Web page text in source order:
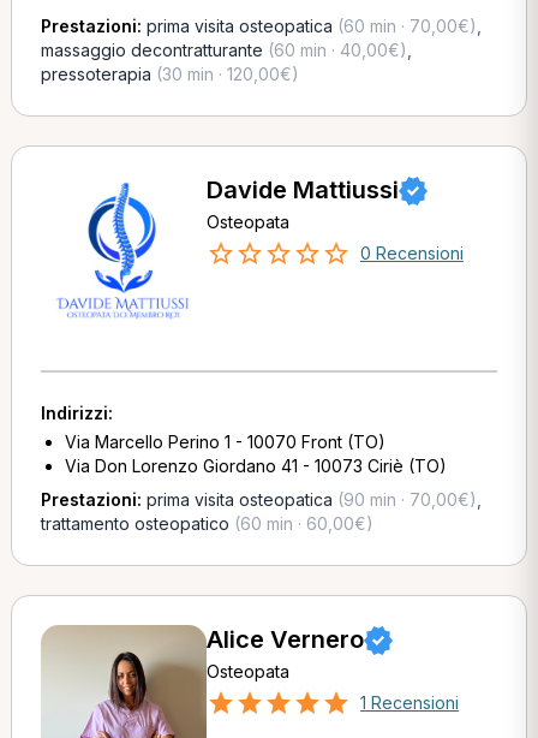
Prestazioni: prima visita osteopatica (60 min · 70,00€)
massaggio decontratturante (60 min · 40,00€)
pressoterapia (30 min · 120,00€)
Davide Mattiussi
Osteopata
0 Recensioni
Indirizzi:
Via Marcello Perino 1 - 10070 Front (TO)
Via Don Lorenzo Giordano 41 - 10073 Ciriè (TO)
Prestazioni: prima visita osteopatica (90 min · 70,00€)
trattamento osteopatico (60 min · 60,00€)
Alice Vernero
Osteopata
1 Recensioni